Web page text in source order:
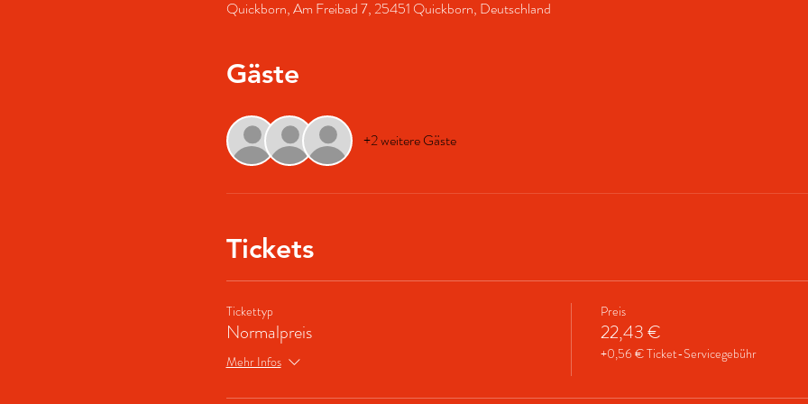
Quickborn, Am Freibad 7, 25451 Quickborn, Deutschland
Gäste
+2 weitere Gäste
Tickets
Tickettyp
Normalpreis
Mehr Infos
Preis
22,43 €
+0,56 € Ticket-Servicegebühr